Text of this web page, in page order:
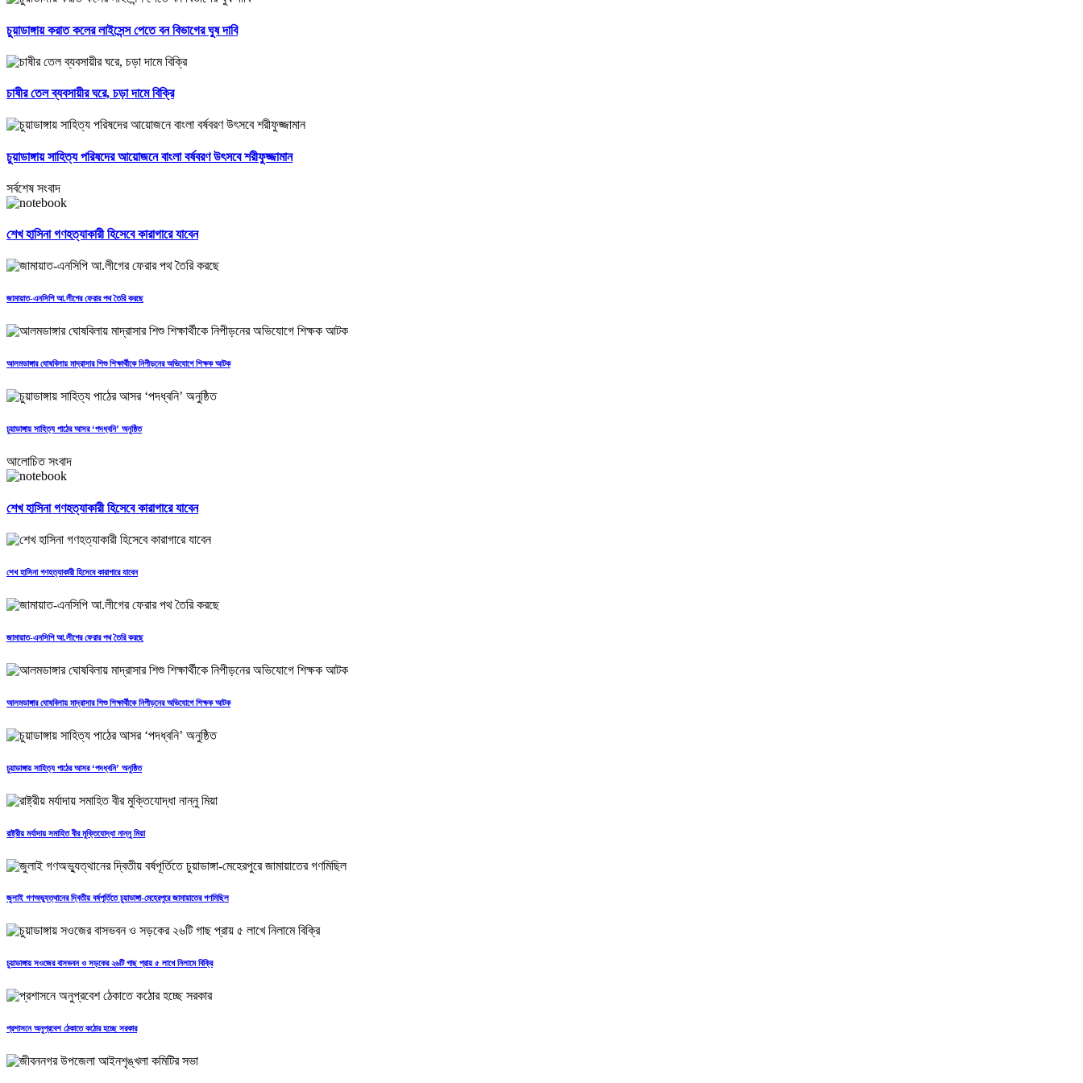
চুয়াডাঙ্গায় করাত কলের লাইসেন্স পেতে বন বিভাগের ঘুষ দাবি
চাষীর তেল ব্যবসায়ীর ঘরে, চড়া দামে বিক্রি
চুয়াডাঙ্গায় সাহিত্য পরিষদের আয়োজনে বাংলা বর্ষবরণ উৎসবে শরীফুজ্জামান
সর্বশেষ সংবাদ
শেখ হাসিনা গণহত্যাকারী হিসেবে কারাগারে যাবেন
জামায়াত-এনসিপি আ.লীগের ফেরার পথ তৈরি করছে
আলমডাঙ্গার ঘোষবিলায় মাদ্রাসার শিশু শিক্ষার্থীকে নিপীড়নের অভিযোগে শিক্ষক আটক
চুয়াডাঙ্গায় সাহিত্য পাঠের আসর ‘পদধ্বনি’ অনুষ্ঠিত
আলোচিত সংবাদ
শেখ হাসিনা গণহত্যাকারী হিসেবে কারাগারে যাবেন
শেখ হাসিনা গণহত্যাকারী হিসেবে কারাগারে যাবেন
জামায়াত-এনসিপি আ.লীগের ফেরার পথ তৈরি করছে
আলমডাঙ্গার ঘোষবিলায় মাদ্রাসার শিশু শিক্ষার্থীকে নিপীড়নের অভিযোগে শিক্ষক আটক
চুয়াডাঙ্গায় সাহিত্য পাঠের আসর ‘পদধ্বনি’ অনুষ্ঠিত
রাষ্ট্রীয় মর্যাদায় সমাহিত বীর মুক্তিযোদ্ধা নান্নু মিয়া
জুলাই গণঅভ্যুত্থানের দ্বিতীয় বর্ষপূর্তিতে চুয়াডাঙ্গা-মেহেরপুরে জামায়াতের গণমিছিল
চুয়াডাঙ্গায় সওজের বাসভবন ও সড়কের ২৬টি গাছ প্রায় ৫ লাখে নিলামে বিক্রি
প্রশাসনে অনুপ্রবেশ ঠেকাতে কঠোর হচ্ছে সরকার